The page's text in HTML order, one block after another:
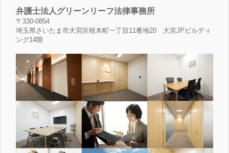
弁護士法人グリーンリーフ法律事務所
〒330-0854
埼玉県さいたま市大宮区桜木町一丁目11番地20 大宮JPビルディ
ング14階